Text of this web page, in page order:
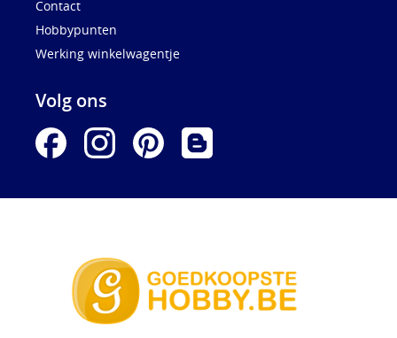
Contact
Hobbypunten
Werking winkelwagentje
Volg ons